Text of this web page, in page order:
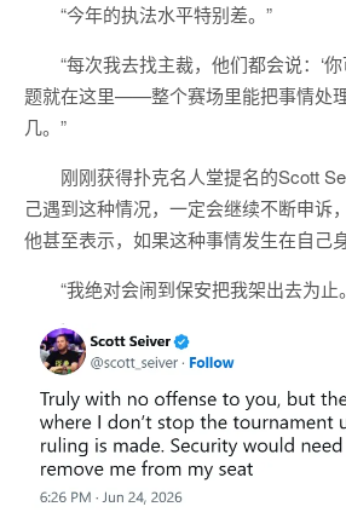
“今年的执法水平特别差。”
“每次我去找主裁，他们都会说：‘
题就在这里——整个赛场里能把事情处
几。”
刚刚获得扑克名人堂提名的Scott
己遇到这种情况，一定会继续不断申诉
他甚至表示，如果这种事情发生在自己身
“我绝对会闹到保安把我架出去为止